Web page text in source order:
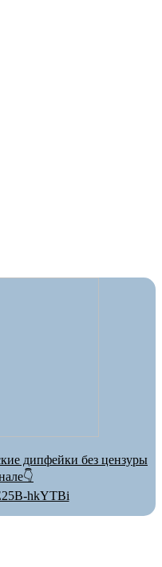
дипфейки без цензуры
hkYTBi